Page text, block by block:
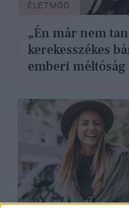
ÉLETMÓD
„Én már nem
kerekesszékes
emberi